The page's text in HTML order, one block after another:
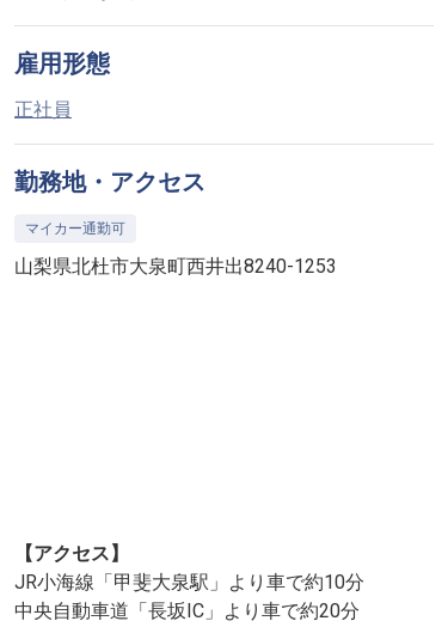
雇用形態
正社員
勤務地・アクセス
マイカー通勤可
山梨県北杜市大泉町西井出8240-1253
【アクセス】
JR小海線「甲斐大泉駅」より車で約10分
中央自動車道「長坂IC」より車で約20分